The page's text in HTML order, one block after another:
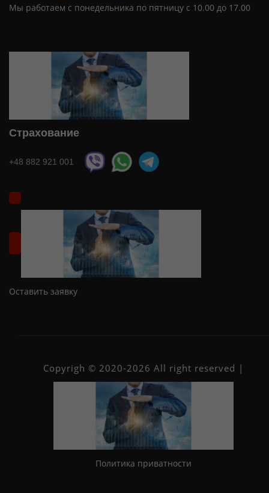
Мы работаем с понедельника по пятницу с 10.00 до 17.00
Страхование
+48 882 921 001
Оставить заявку
Copyrigh © 2020-2026 All right reserved |
Политика приватности